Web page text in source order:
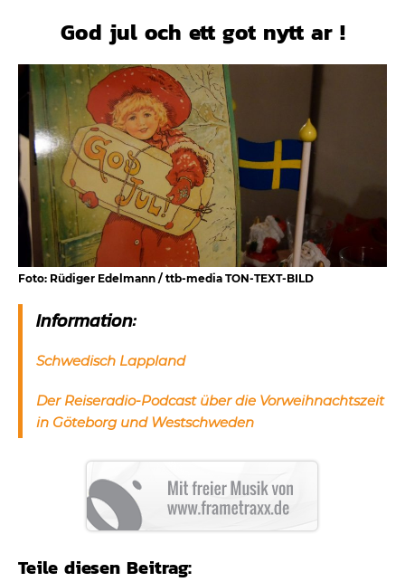
God jul och ett got nytt ar !
Foto: Rüdiger Edelmann / ttb-media TON-TEXT-BILD
Information:
Schwedisch Lappland
Der Reiseradio-Podcast über die Vorweihnachtszeit
in Göteborg und Westschweden
Teile diesen Beitrag: